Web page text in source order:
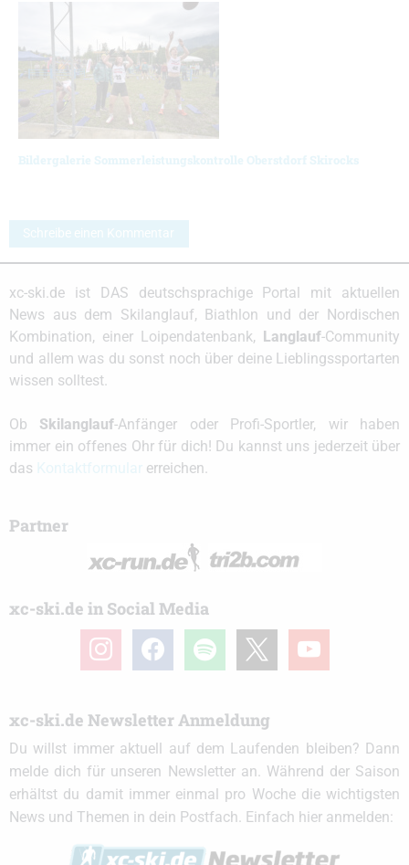
Bildergalerie Sommerleistungskontrolle Oberstdorf Skirocks
Schreibe einen Kommentar
xc-ski.de ist DAS deutschsprachige Portal mit aktuellen
News aus dem Skilanglauf, Biathlon und der Nordischen
Kombination, einer Loipendatenbank,
Langlauf-Community
und allem was du sonst noch über deine Lieblingssportarten
wissen solltest.
Ob Skilanglauf-Anfänger oder Profi-Sportler, wir haben
immer ein offenes Ohr für dich! Du kannst uns jederzeit über
das
erreichen.
Partner
xc-ski.de in Social Media
instagramfacebook spotify youtube
xc-ski.de Newsletter Anmeldung
Du willst immer aktuell auf dem Laufenden bleiben? Dann
melde dich für unseren Newsletter an. Während der Saison
erhältst du damit immer einmal pro Woche die wichtigsten
News und Themen in dein Postfach. Einfach hier anmelden: